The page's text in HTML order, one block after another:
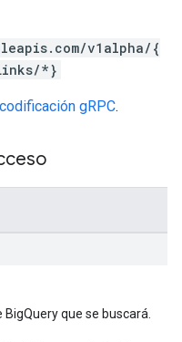
v1alpha/{
*}
gRPC.
que se buscará.